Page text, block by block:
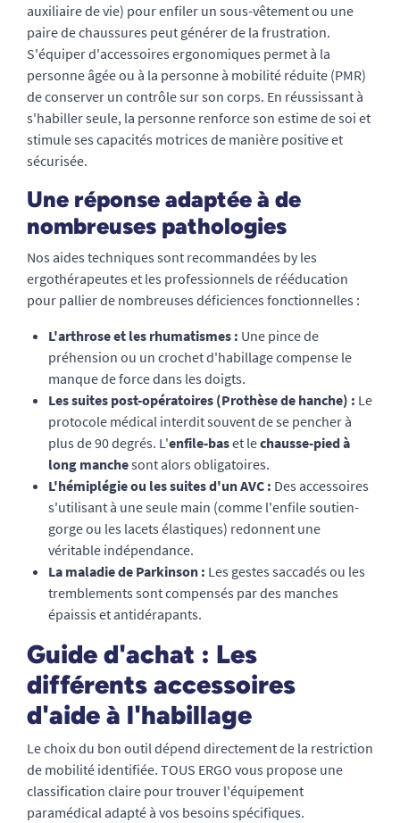
auxiliaire de vie) pour enfiler un sous-vêtement ou une
paire de chaussures peut générer de la frustration.
S'équiper d'accessoires ergonomiques permet à la
personne âgée ou à la personne à mobilité réduite (PMR)
de conserver un contrôle sur son corps. En réussissant à
s'habiller seule, la personne renforce son estime de soi et
stimule ses capacités motrices de manière positive et
sécurisée.
Une réponse adaptée à de
nombreuses pathologies
Nos aides techniques sont recommandées by les
ergothérapeutes et les professionnels de rééducation
pour pallier de nombreuses déficiences fonctionnelles :
L'arthrose et les rhumatismes : Une pince de
préhension ou un crochet d'habillage compense le
manque de force dans les doigts.
Les suites post-opératoires (Prothèse de hanche) : Le
protocole médical interdit souvent de se pencher à
plus de 90 degrés. L'enfile-baset lechausse-pied à
long manchesont alors obligatoires.
L'hémiplégie ou les suites d'un AVC : Des accessoires
s'utilisant à une seule main (comme l'enfile soutien-
gorge ou les lacets élastiques) redonnent une
véritable indépendance.
La maladie de Parkinson : Les gestes saccadés ou les
tremblements sont compensés par des manches
épaissis et antidérapants.
Guide d'achat : Les
différents accessoires
d'aide à l'habillage
Le choix du bon outil dépend directement de la restriction
de mobilité identifiée. TOUS ERGO vous propose une
classification claire pour trouver l'équipement
paramédical adapté à vos besoins spécifiques.